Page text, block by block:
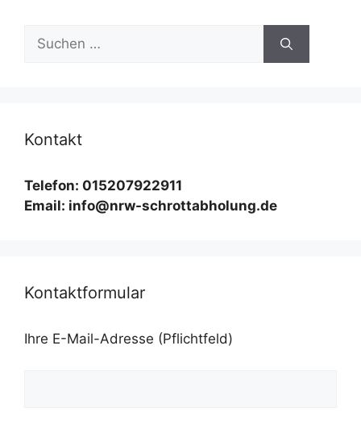
Suchen
nach:
Kontakt
Telefon: 015207922911
Email: info@nrw-schrottabholung.de
Kontaktformular
Ihre E-Mail-Adresse (Pflichtfeld)